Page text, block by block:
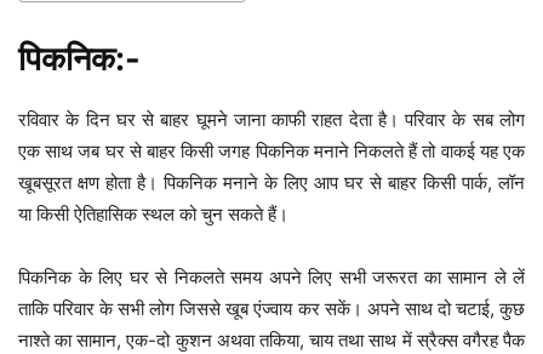
पिकनिक:-
रविवार के दिन घर से बाहर घूमने जाना काफी राहत देता है। परिवार के सब लोग
एक साथ जब घर से बाहर किसी जगह पिकनिक मनाने निकलते हैं तो वाकई यह एक
खूबसूरत क्षण होता है। पिकनिक मनाने के लिए आप घर से बाहर किसी पार्क, लॉन
या किसी ऐतिहासिक स्थल को चुन सकते हैं।
पिकनिक के लिए घर से निकलते समय अपने लिए सभी जरूरत का सामान ले लें
ताकि परिवार के सभी लोग जिससे खूब एंज्वाय कर सकें। अपने साथ दो चटाई, कुछ
नाश्ते का सामान, एक-दो कुशन अथवा तकिया, चाय तथा साथ में स्रैक्स वगैरह पैक